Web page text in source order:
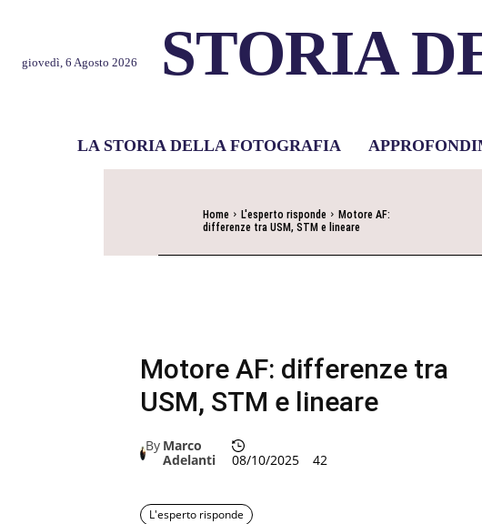
giovedì, 6 Agosto 2026 STORIA
LA STORIA DELLA FOTOGRAFIA
Home L'esperto risponde
Motore AF:
differenze tra USM, STM e lineare
Motore AF: differenze tra
USM, STM e lineare
By Marco
Adelanti
08/10/2025 42
L'esperto risponde